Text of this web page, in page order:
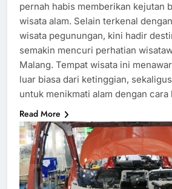
pernah habis memberikan kejutan
wisata alam. Selain terkenal
wisata pegunungan, kini hadir
semakin mencuri perhatian
Malang. Tempat wisata ini
luar biasa dari ketinggian,
untuk menikmati alam dengan
Read More